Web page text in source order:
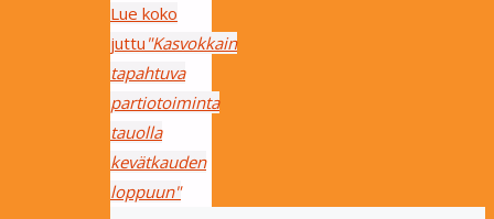
Lue koko
juttu "Kasvokkain
tapahtuva
partiotoiminta
tauolla
kevätkauden
loppuun"